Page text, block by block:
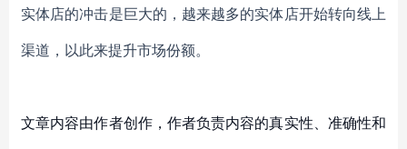
实体店的冲击是巨大的，越来越多的实体店开始转向线上
渠道，以此来提升市场份额。
文章内容由作者创作，作者负责内容的真实性、准确性和